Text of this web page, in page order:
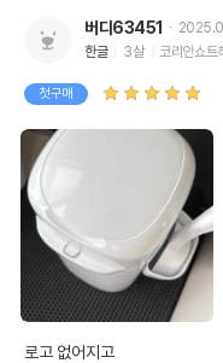
버디63451
한글
3살 코리안쇼트
첫구매
로고 없어지고